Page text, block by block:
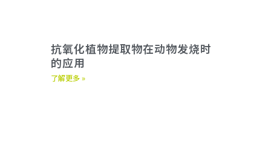
抗氧化植物提取物在动物发烧时
的应用
了解更多 »